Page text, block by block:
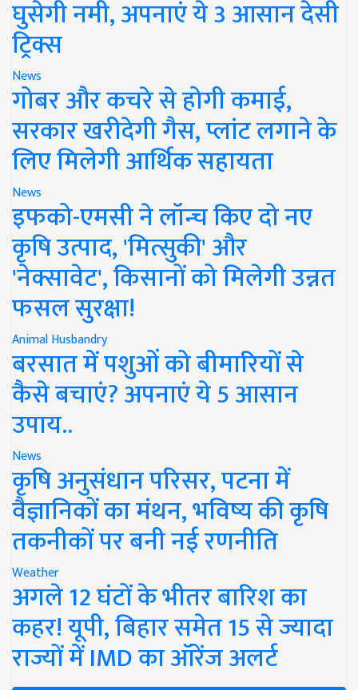
घुसेगी नमी, अपनाएं ये 3 आसान देसी
ट्रिक्स
News
गोबर और कचरे से होगी कमाई,
सरकार खरीदेगी गैस, प्लांट लगाने के
लिए मिलेगी आर्थिक सहायता
News
इफको-एमसी ने लॉन्च किए दो नए
कृषि उत्पाद, 'मित्सुकी' और
'नेक्सावेट', किसानों को मिलेगी उन्नत
फसल सुरक्षा!
Animal Husbandry
बरसात में पशुओं को बीमारियों से
कैसे बचाएं? अपनाएं ये 5 आसान
उपाय..
News
कृषि अनुसंधान परिसर, पटना में
वैज्ञानिकों का मंथन, भविष्य की कृषि
तकनीकों पर बनी नई रणनीति
Weather
अगले 12 घंटों के भीतर बारिश का
कहर! यूपी, बिहार समेत 15 से ज्यादा
राज्यों में IMD का ऑरेंज अलर्ट